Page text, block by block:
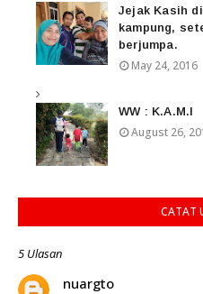
Jejak Kasih
kampung,
berjumpa.
May 24, 2016
WW : K.A.M.I
August 26,
CATAT
5 Ulasan
nuargto